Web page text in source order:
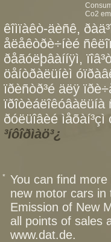
Co2
êîìïàêò-äèñê,
åëåêòðè÷íèé
ðåãóëþâàííÿì,
öåíòðàëüíèì
ïðèñòð³é äëÿ
ïðîòèáëîêóâàëüíà
ðóëüîâèé ìåõàí³çì
³íôîðìàö³¿
* You can find
new motor cars in
Emission of New
all points of sales
www.dat.de.